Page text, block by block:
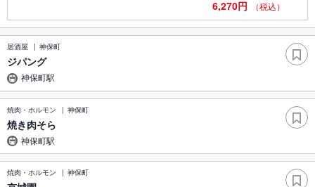
6,270円 （税込）
居酒屋 神保町
ジパング
神保町駅
焼肉・ホルモン 神保町
焼き肉そら
神保町駅
焼肉・ホルモン 神保町